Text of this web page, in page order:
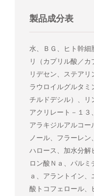
製品成分表
水、ＢＧ、ヒト幹細
リ（カプリル酸／
リデセン、ステアリ
ラウロイルグルタミ
チルドデシル）、リ
アクリレート－１３
アラキジルアルコー
ノール、フラーレ
ハロース、加水分解
ロン酸Ｎａ、パルミ
ａ、アラントイン
酸トコフェロール、